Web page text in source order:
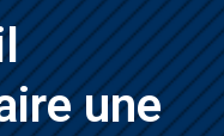
une